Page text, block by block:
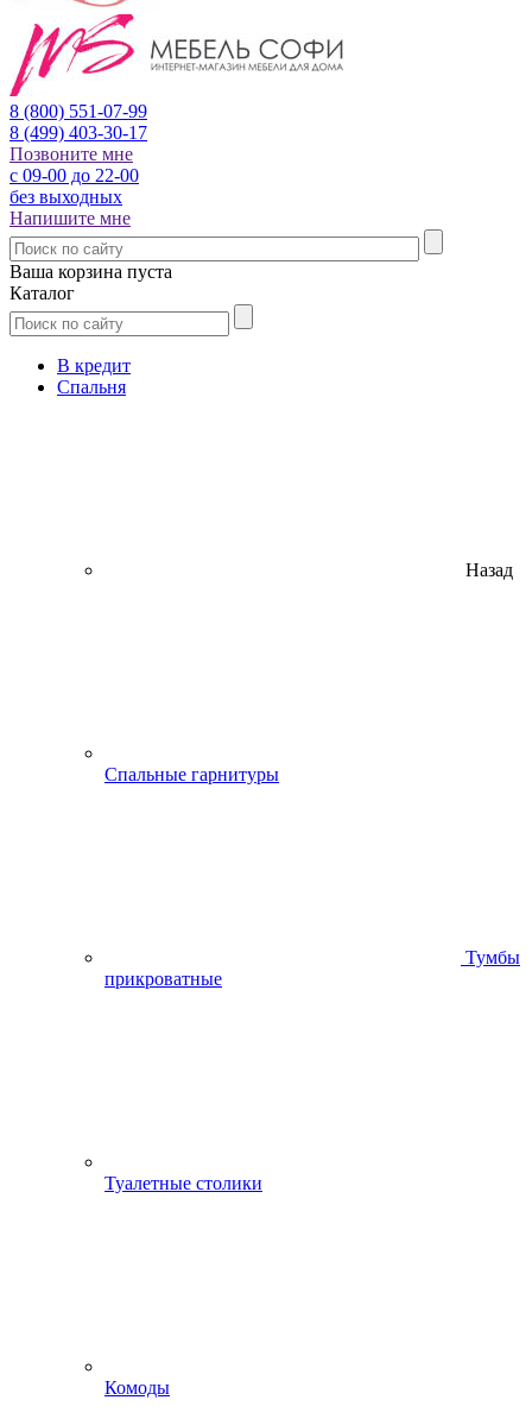
8 (800) 551-07-99
8 (499) 403-30-17
Позвоните мне
с 09-00 до 22-00
без выходных
Напишите мне
Ваша корзина пуста
Каталог
В кредит
Спальня
Назад
Спальные гарнитуры
Тумбы
прикроватные
Туалетные столики
Комоды